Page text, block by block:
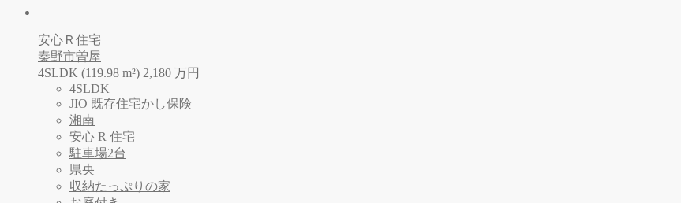
安心Ｒ住宅
秦野市曽屋
4SLDK (119.98 m²) 2,180 万円
4SLDK
JIO 既存住宅かし保険
湘南
安心 R 住宅
駐車場2台
県央
収納たっぷりの家